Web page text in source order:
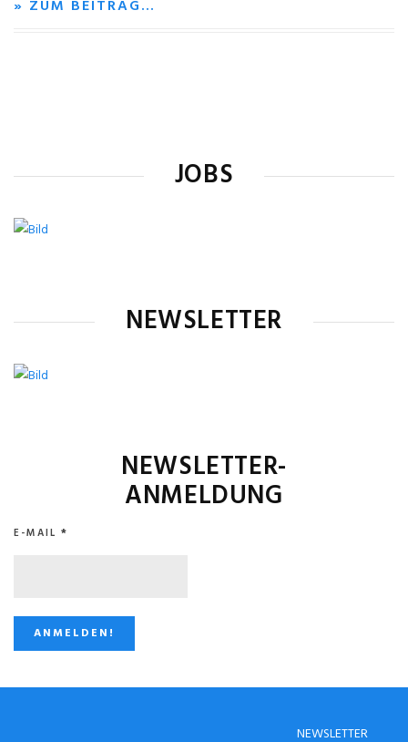
» ZUM BEITRAG…
JOBS
NEWSLETTER
NEWSLETTER-
ANMELDUNG
E-MAIL *
NEWSLETTER